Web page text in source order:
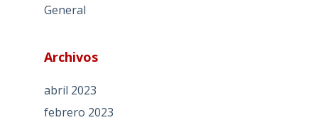
General
Archivos
abril 2023
febrero 2023